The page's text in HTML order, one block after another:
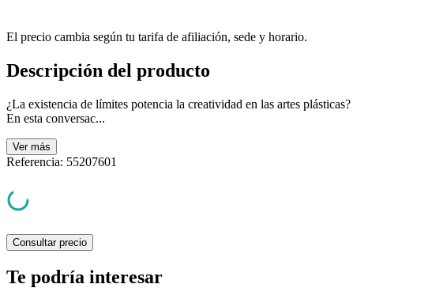
El precio cambia según tu tarifa de afiliación, sede y horario.
Descripción del producto
¿La existencia de límites potencia la creatividad en las artes plásticas?
En esta conversac...
Ver más
Referencia: 55207601
Consultar precio
Te podría interesar